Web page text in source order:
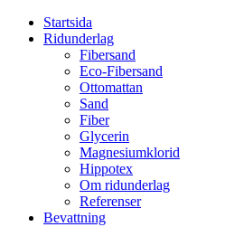
Startsida
Ridunderlag
Fibersand
Eco-Fibersand
Ottomattan
Sand
Fiber
Glycerin
Magnesiumklorid
Hippotex
Om ridunderlag
Referenser
Bevattning